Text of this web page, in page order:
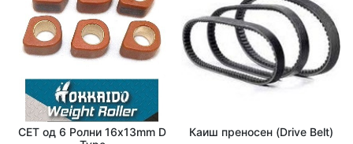
СЕТ од 6 Ролни 16x13mm D
Каиш преносен (Drive Belt)